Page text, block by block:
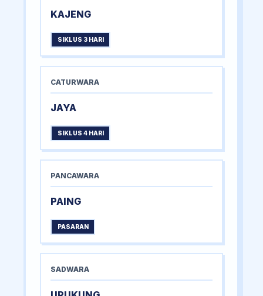
KAJENG
SIKLUS 3 HARI
CATURWARA
JAYA
SIKLUS 4 HARI
PANCAWARA
PAING
PASARAN
SADWARA